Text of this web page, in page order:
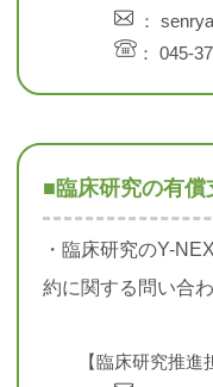
：
： 045-
■臨床研究の有償
・臨床研究のY-
約に関する問い合
【臨床研究推進